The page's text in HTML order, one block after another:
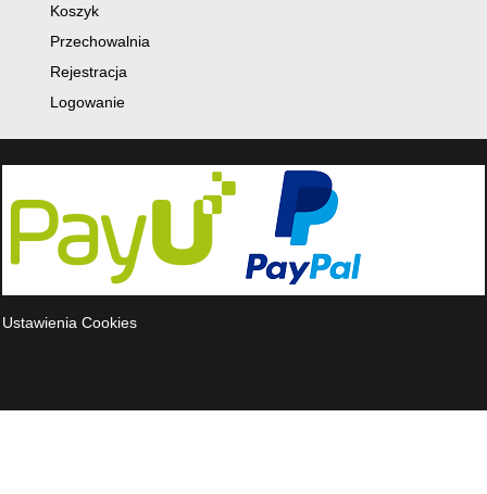
Koszyk
Przechowalnia
Rejestracja
Logowanie
Ustawienia Cookies